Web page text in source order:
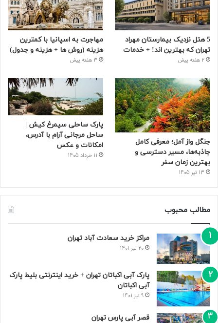
5 هتل نزدیک بیمارستان مهراد
تهران که بهترین‌ اند! + خدمات
2 هفته پیش
مهاجرت به اسپانیا با کمترین
هزینه (روش ها + هزینه و جدول)
3 هفته پیش
جنگل واز آمل؛ معرفی کامل
جاذبه‌ها، مسیر دسترسی و
بهترین زمان سفر
13 تیر 1405
پارک ساحلی سیمرغ کیش |
ساحل مرجانی آرام با آدرس،
امکانات و عکس
11 خرداد 1405
مطالب محبوب
مراکز خرید سعادت‌ آباد تهران
20 تیر 1401
پارک آبی اکباتان تهران + خرید اینترنتی بلیط پارک
آبی اکباتان
9 تیر 1401
قصر آبی پارس تهران